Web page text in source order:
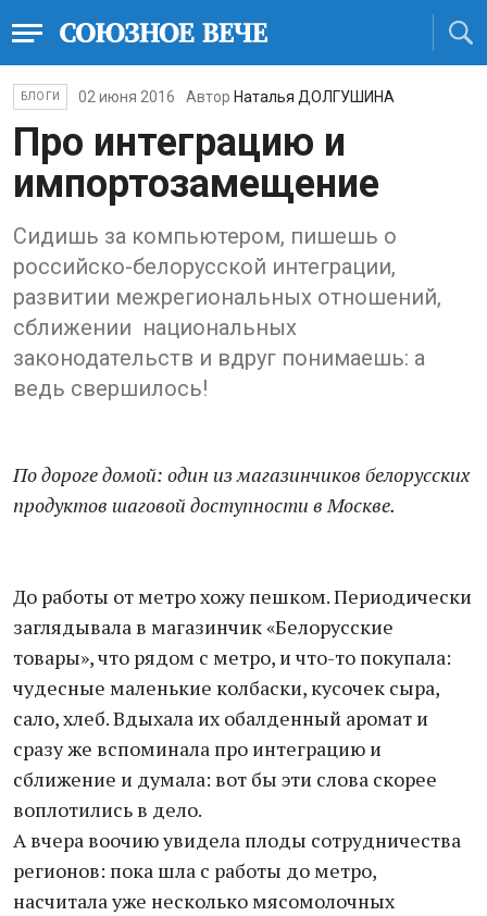
БЛОГИ 02 июня 2016 Автор Наталья ДОЛГУШИНА
Про интеграцию и
импортозамещение
Сидишь за компьютером, пишешь о
российско-белорусской интеграции,
развитии межрегиональных отношений,
сближении национальных
законодательств и вдруг понимаешь: а
ведь свершилось!
По дороге домой: один из магазинчиков белорусских
продуктов шаговой доступности в Москве.
До работы от метро хожу пешком. Периодически
заглядывала в магазинчик «Белорусские
товары», что рядом с метро, и что-то покупала:
чудесные маленькие колбаски, кусочек сыра,
сало, хлеб. Вдыхала их обалденный аромат и
сразу же вспоминала про интеграцию и
сближение и думала: вот бы эти слова скорее
воплотились в дело.
А вчера воочию увидела плоды сотрудничества
регионов: пока шла с работы до метро,
насчитала уже несколько мясомолочных